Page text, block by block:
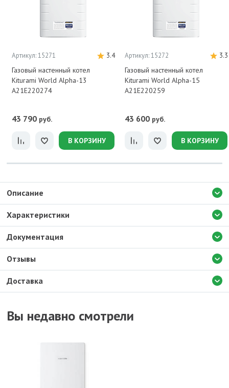
Артикул: 15271 3.4
Газовый настенный котел
Kiturami World Alpha-13
A21E220274
43 790 руб.
В КОРЗИНУ
Артикул: 15272 3.3
Газовый настенный котел
Kiturami World Alpha-15
A21E220259
43 600 руб.
В КОРЗИНУ
Доставка
Описание
Характеристики
Документация
Отзывы
Вы недавно смотрели